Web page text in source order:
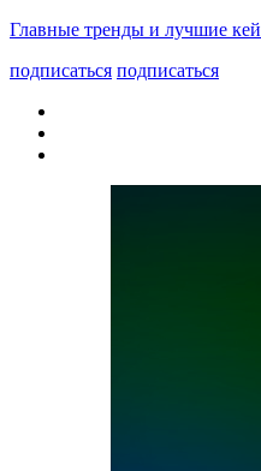
Главные тренды и лучшие
подписаться подписаться